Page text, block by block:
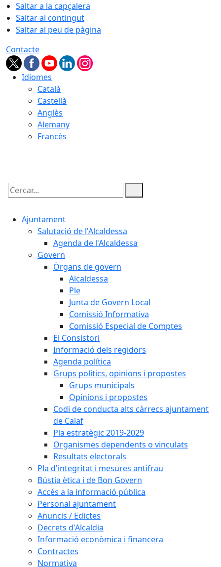
Saltar a la capçalera
Saltar al contingut
Saltar al peu de pàgina
Contacte
Idiomes
Català
Castellà
Anglès
Alemany
Francès
Cercar:
Ajuntament
Salutació de l'Alcaldessa
Agenda de l'Alcaldessa
Govern
Òrgans de govern
Alcaldessa
Ple
Junta de Govern Local
Comissió Informativa
Comissió Especial de Comptes
El Consistori
Informació dels regidors
Agenda política
Grups polítics, opinions i propostes
Grups municipals
Opinions i propostes
Codi de conducta alts càrrecs ajuntament
de Calaf
Pla estratègic 2019-2029
Organismes dependents o vinculats
Resultats electorals
Pla d'integritat i mesures antifrau
Bústia ètica i de Bon Govern
Accés a la informació pública
Personal ajuntament
Anuncis / Edictes
Decrets d'Alcaldia
Informació econòmica i financera
Contractes
Normativa